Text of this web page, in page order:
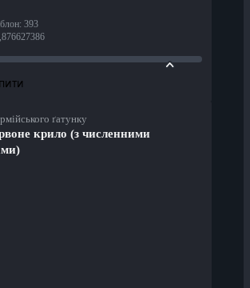
: 393
ґатунку
крило (з численними